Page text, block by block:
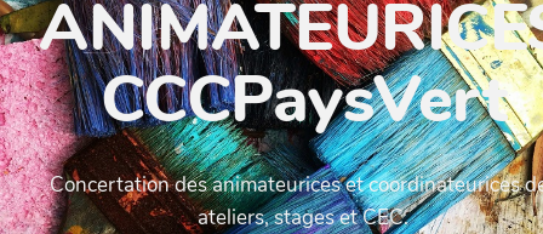
CCCPaysVert
Concertation des animateurices et coordinateurices
ateliers, stages et CEC.